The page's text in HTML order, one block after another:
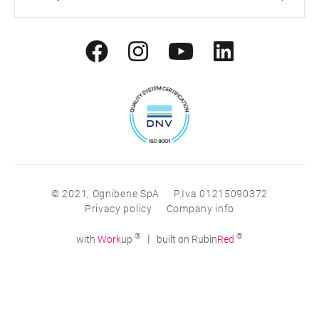
© 2021, Ognibene SpA
P.Iva 01215090372
Privacy policy
Company info
with Workup ® | built on RubinRed ®